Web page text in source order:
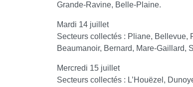
Grande-Ravine, Belle-Plaine.
Mardi 14 juillet
Secteurs collectés : Pliane, Bellevue,
Beaumanoir, Bernard, Mare-Gaillard,
Mercredi 15 juillet
Secteurs collectés : L’Houëzel,